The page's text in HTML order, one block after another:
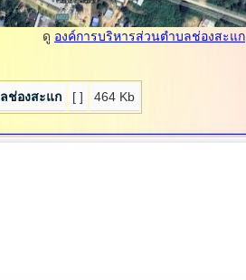
ดู องค์การบริหารส่วนตำบลช่องสะแก
ช่องสะแก [ ] 464 Kb